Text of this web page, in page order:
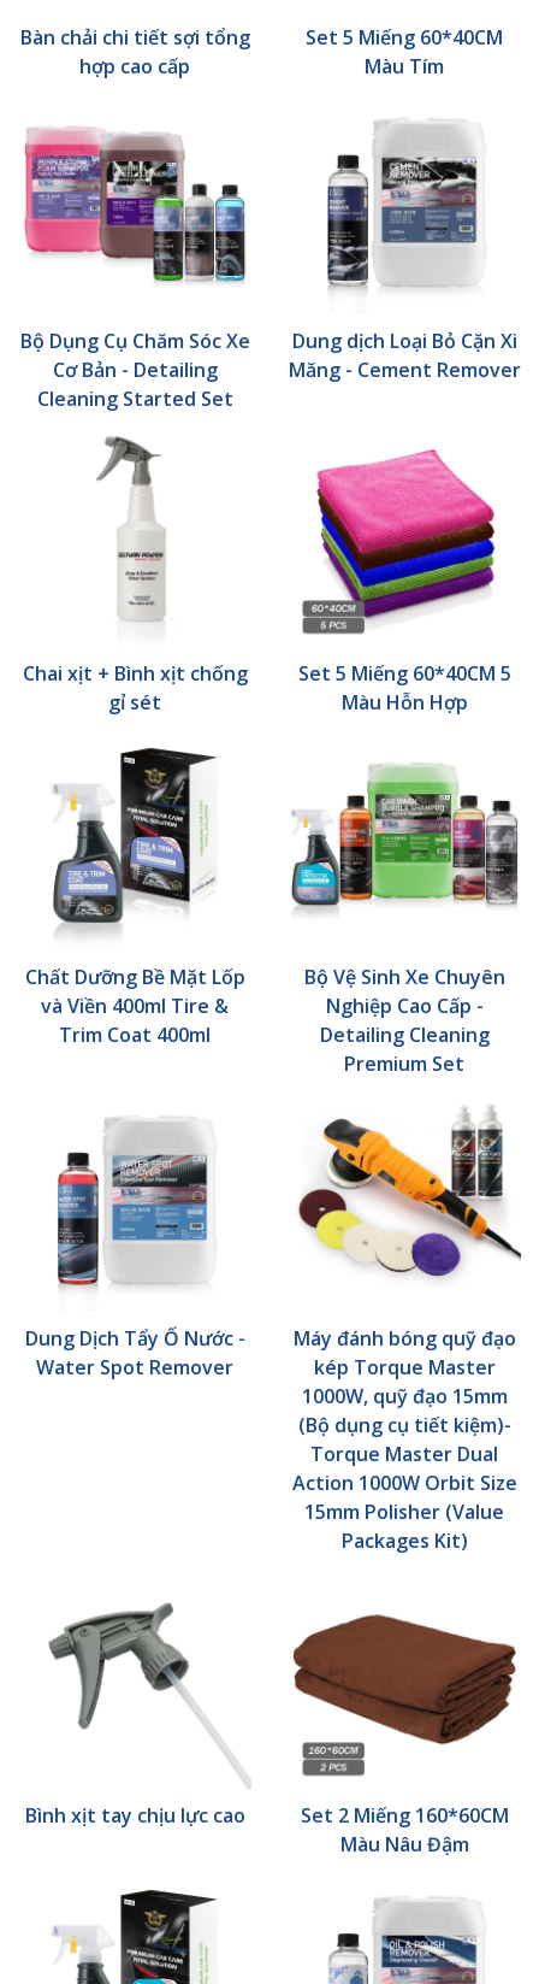
Bàn chải chi tiết sợi tổng
hợp cao cấp
Set 5 Miếng 60*40CM
Màu Tím
Bộ Dụng Cụ Chăm Sóc Xe
Cơ Bản - Detailing
Cleaning Started Set
Dung dịch Loại Bỏ Cặn Xi
Măng - Cement Remover
Chai xịt + Bình xịt chống
gỉ sét
Set 5 Miếng 60*40CM 5
Màu Hỗn Hợp
Chất Dưỡng Bề Mặt Lốp
và Viền 400ml Tire &
Trim Coat 400ml
Bộ Vệ Sinh Xe Chuyên
Nghiệp Cao Cấp -
Detailing Cleaning
Premium Set
Dung Dịch Tẩy Ố Nước -
Water Spot Remover
Máy đánh bóng quỹ đạo
kép Torque Master
1000W, quỹ đạo 15mm
(Bộ dụng cụ tiết kiệm)-
Torque Master Dual
Action 1000W Orbit Size
15mm Polisher (Value
Packages Kit)
Bình xịt tay chịu lực cao
Set 2 Miếng 160*60CM
Màu Nâu Đậm